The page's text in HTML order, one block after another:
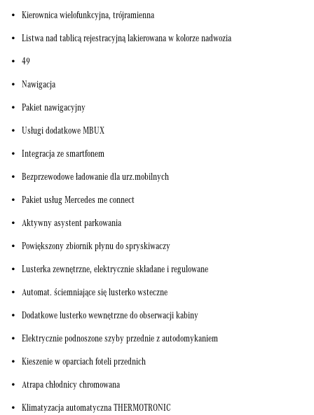
Kierownica wielofunkcyjna, trójramienna
Listwa nad tablicą rejestracyjną lakierowana w kolorze nadwozia
49
Nawigacja
Pakiet nawigacyjny
Usługi dodatkowe MBUX
Integracja ze smartfonem
Bezprzewodowe ładowanie dla urz.mobilnych
Pakiet usług Mercedes me connect
Aktywny asystent parkowania
Powiększony zbiornik płynu do spryskiwaczy
Lusterka zewnętrzne, elektrycznie składane i regulowane
Automat. ściemniające się lusterko wsteczne
Dodatkowe lusterko wewnętrzne do obserwacji kabiny
Elektrycznie podnoszone szyby przednie z autodomykaniem
Kieszenie w oparciach foteli przednich
Atrapa chłodnicy chromowana
Klimatyzacja automatyczna THERMOTRONIC